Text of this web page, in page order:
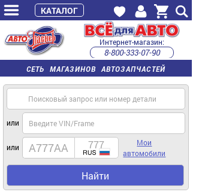
СЕТЬ МАГАЗИНОВ АВТОЗАПЧАСТЕЙ
Интернет-магазин:
8-800-333-07-90
часы работы с 9:00 до 22:00 (пн-пт)
или
или
Мои
автомобили
Найти
КАТАЛОГ